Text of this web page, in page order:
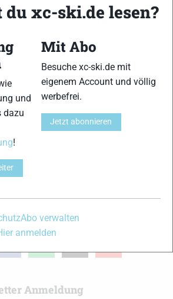
Portal mit aktuellen
Langlauf
noch über deine Lieblingssportarten
oder Profi-Sportler, wir haben
für dich! Du kannst uns jederzeit über
Media
spotify
Anmeldung
xc-ski.de lesen?
und
dazu
!
Mit Abo
Besuche xc-ski.de mit
eigenem Account und völlig
werbefrei.
Jetzt abonnieren
Abo verwalten
anmelden